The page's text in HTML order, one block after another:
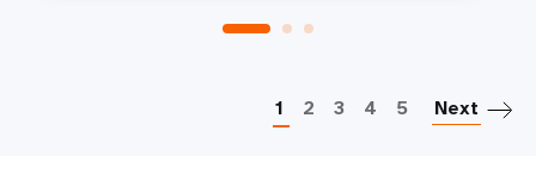
1 2 3 4 5 Next